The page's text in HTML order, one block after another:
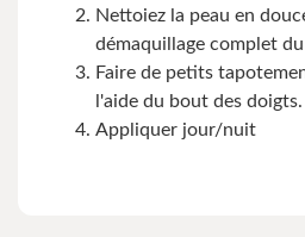
Nettoiez la peau en
démaquillage complet
Faire de petits
l'aide du bout des doigts.
Appliquer jour/nuit